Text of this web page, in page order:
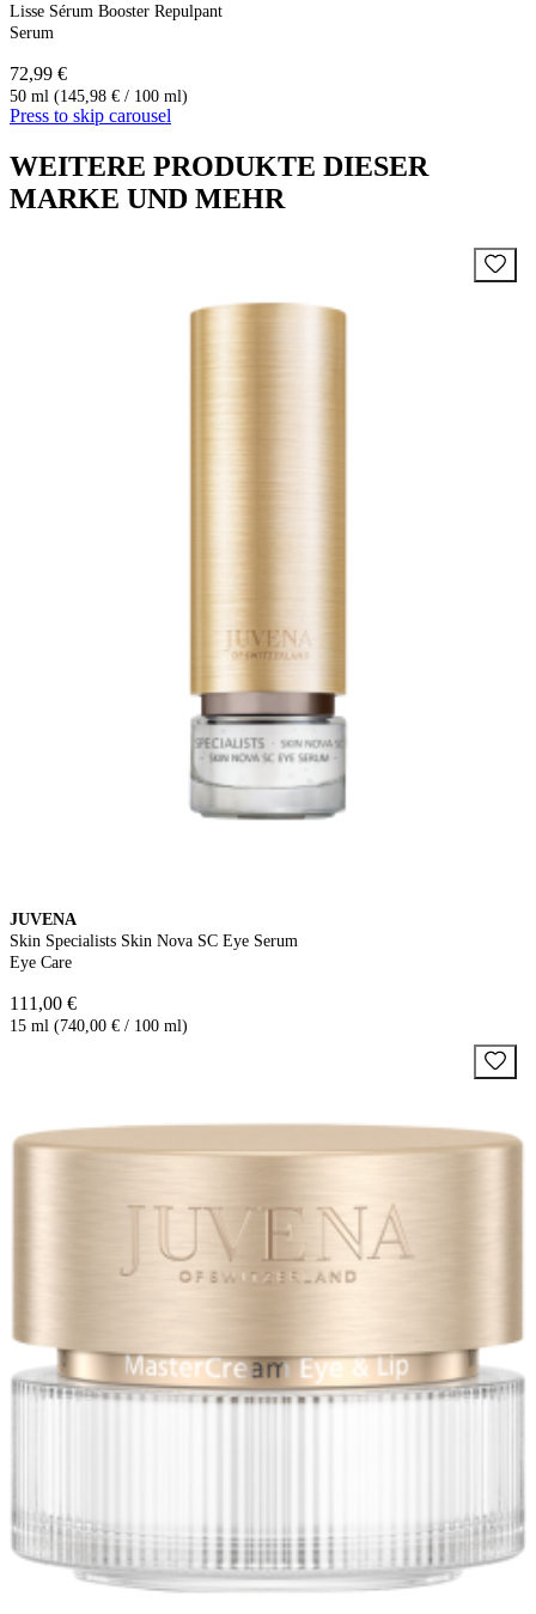
Lisse Sérum Booster Repulpant
Serum
72,99 €
50 ml (145,98 € / 100 ml)
Press to skip carousel
WEITERE PRODUKTE DIESER
MARKE UND MEHR
JUVENA
Skin Specialists Skin Nova SC Eye Serum
Eye Care
111,00 €
15 ml (740,00 € / 100 ml)